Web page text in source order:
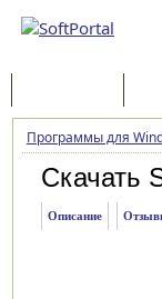
Программы для
Скачать
Описание